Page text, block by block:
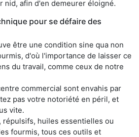
nid, afin d'en demeurer éloigné.
pour se défaire des
être une condition sine qua non
d'où l'importance de laisser ce
du travail, comme ceux de notre
commercial sont envahis par
pas votre notoriété en péril, et
vite.
huiles essentielles ou
fourmis, tous ces outils et